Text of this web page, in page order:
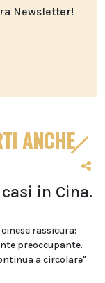
Newsletter!
ANCHE
in Cina.
rassicura:
preoccupante.
a circolare"